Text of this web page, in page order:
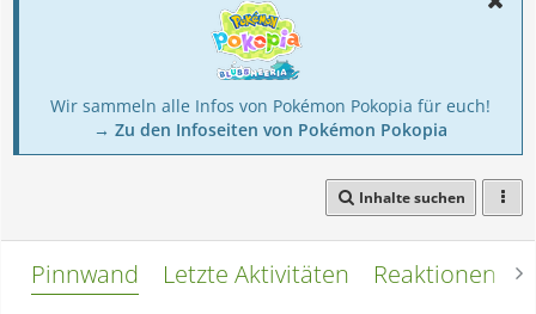
Wir sammeln alle Infos von Pokémon Pokopia für euch!
→ Zu den Infoseiten von Pokémon Pokopia
Inhalte suchen
Pinnwand Letzte Aktivitäten Reaktionen